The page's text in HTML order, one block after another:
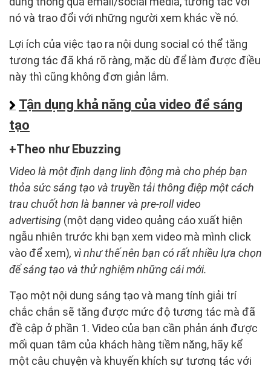
nó và trao đổi với những người xem khác về nó.
Lợi ích của việc tạo ra nội dung social có thể tăng
tương tác đã khá rõ ràng, mặc dù để làm được điều
này thì cũng không đơn giản lắm.
Tận dụng khả năng của video để sáng
tạo
Theo như Ebuzzing
Video là một định dạng linh động mà cho phép bạn
thỏa sức sáng tạo và truyền tải thông điệp một cách
trau chuốt hơn là banner và pre-roll video
advertising (một dạng video quảng cáo xuất hiện
ngẫu nhiên trước khi bạn xem video mà mình click
vào để xem), vì như thế nên bạn có rất nhiều lựa chọn
để sáng tạo và thử nghiệm những cái mới.
Tạo một nội dung sáng tạo và mang tính giải trí
chắc chắn sẽ tăng được mức độ tương tác mà đã
đề cập ở phần 1. Video của bạn cần phản ánh được
mối quan tâm của khách hàng tiềm năng, hãy kể
một câu chuyện và khuyến khích sự tương tác với